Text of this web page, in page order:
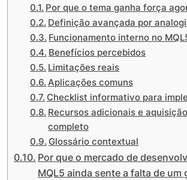
Por que o tema ganha força
Definição avançada por
Funcionamento interno no
Benefícios percebidos
Limitações reais
Aplicações comuns
Checklist informativo para
Recursos adicionais e
completo
Glossário contextual
Por que o mercado de
MQL5 ainda sente a falta de um